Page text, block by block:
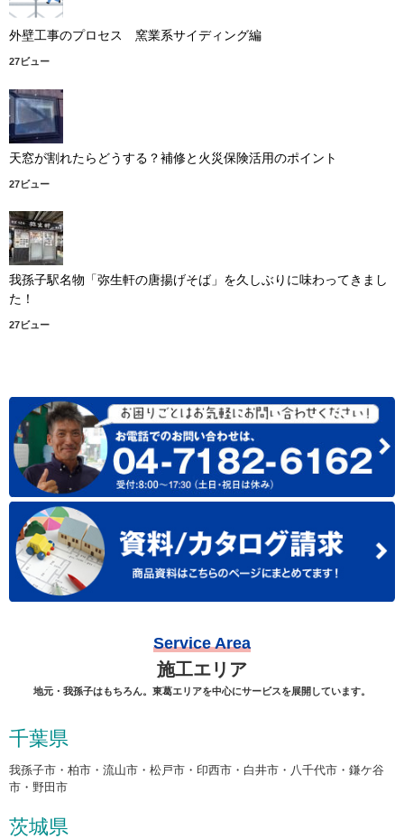
外壁工事のプロセス 窯業系サイディング編
27ビュー
天窓が割れたらどうする？補修と火災保険活用のポイント
27ビュー
我孫子駅名物「弥生軒の唐揚げそば」を久しぶりに味わってきまし
た！
27ビュー
Service Area
施工エリア
地元・我孫子はもちろん。東葛エリアを中心にサービスを展開しています。
千葉県
我孫子市・柏市・流山市・松戸市・印西市・白井市・八千代市・鎌ケ谷
市・野田市
茨城県